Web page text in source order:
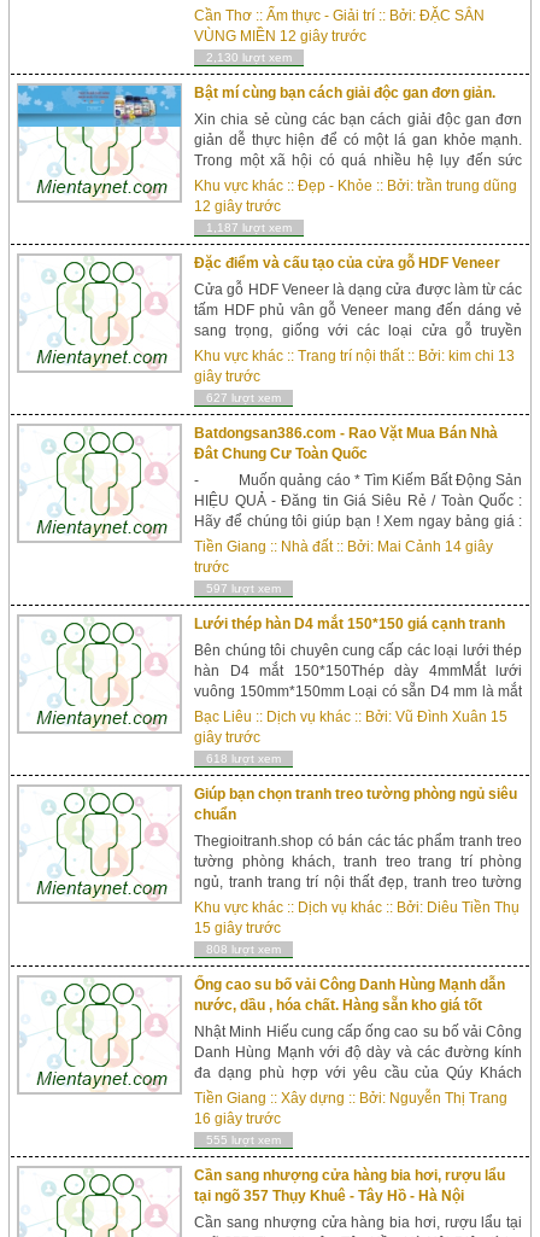
sạch tốt cho sức khỏe. Gồm: Món chế biến Khoai
Nhộng từ Khoai lang Nhật trồng tại Xã Tuy Đức,
Đắk Nông. Bơ ...
Cần Thơ ::Ẩm thực - Giải trí :: Bởi:ĐẶC SẲN
VÙNG MIỀN 12 giây trước
2,130 lượt xem
Bật mí cùng bạn cách giải độc gan đơn giản.
Xin chia sẻ cùng các bạn cách giải độc gan đơn
giản dễ thực hiện để có một lá gan khỏe mạnh.
Trong một xã hội có quá nhiều hệ lụy đến sức
khỏe của con người. Ô nhiễm môi trường, thực
phẩm kém an toàn, lạm dụng thuốc tây, h...
Khu vực khác ::Đẹp - Khỏe :: Bởi:trần trung dũng
12 giây trước
1,187 lượt xem
Đặc điểm và cấu tạo của cửa gỗ HDF Veneer
Cửa gỗ HDF Veneer là dạng cửa được làm từ các
tấm HDF phủ vân gỗ Veneer mang đến dáng vẻ
sang trọng, giống với các loại cửa gỗ truyền
thống. Cùng tìm hiểu về loại cửa này qua bài viết
dưới đây.Đặc điểm của cửa gỗ HDF VeneerCửa
có...
Khu vực khác ::Trang trí nội thất:: Bởi:kim chi 13
giây trước
627 lượt xem
Batdongsan386.com - Rao Vặt Mua Bán Nhà
Đât Chung Cư Toàn Quốc
- Muốn quảng cáo * Tìm Kiếm Bất Động Sản
HIỆU QUẢ - Đăng tin Giá Siêu Rẻ / Toàn Quốc :
Hãy để chúng tôi giúp bạn ! Xem ngay bảng giá :
https://nhadatkhachsan24h.com.vn/bao-gia-
dn205.html -https://batdongsan386.com/bao-gia-
quang-cao-dt20.html - Dành cho các...
Tiền Giang :: Nhà đất:: Bởi: Mai Cảnh 14 giây
trước
597 lượt xem
Lưới thép hàn D4 mắt 150*150 giá cạnh tranh
Bên chúng tôi chuyên cung cấp các loại lưới thép
hàn D4 mắt 150*150Thép dày 4mmMắt lưới
vuông 150mm*150mm Loại có sẵn D4 mm là mắt
100*100.150*150,200*200Khổ 2M X 25MNgoài
ra bên chúng tôi còn nhận gia công theo yêu cầu
từ phi 3mm,4mm,5mm,6mm....12mm với các mắt
khác nhauỨng dụng của lưới thép hàn: ứng dụng
đổ sàn bê ...
Bạc Liêu :: Dịch vụ khác :: Bởi:Vũ Đình Xuân 15
giây trước
618 lượt xem
Giúp bạn chọn tranh treo tường phòng ngủ siêu
chuẩn
Thegioitranh.shop có bán các tác phẩm tranh treo
tường phòng khách, tranh treo trang trí phòng
ngủ, tranh trang trí nội thất đẹp, tranh treo tường
trang trí đẹp, tranh treo tường trang trí hay các
mẫu tranh đẹp giá rẻ nhất tr&eci...
Khu vực khác :: Dịch vụ khác :: Bởi: Diêu Tiền Thụ
15 giây trước
808 lượt xem
Ống cao su bố vải Công Danh Hùng Mạnh dẫn
nước, dầu , hóa chất. Hàng sẵn kho giá tốt
Nhật Minh Hiếu cung cấp ống cao su bố vải Công
Danh Hùng Mạnh với độ dày và các đường kính
đa dạng phù hợp với yêu cầu của Qúy Khách
hàng - Đường kính (mm):8, 10, 12, 14,1 6, 19, 22,
25, 27, 30, 32, 34, 38, 40, 42, 45, 48, 50, 55, 60,
65, 70, 75, 80, 90, 100, 120, 150, 200mm - Áp lực
làm việc: 10- 20 atm ,Nhiệt độ -1...
Tiền Giang ::Xây dựng :: Bởi: Nguyễn Thị Trang
16 giây trước
555 lượt xem
Cần sang nhượng cửa hàng bia hơi, rượu lẩu
tại ngõ 357 Thụy Khuê - Tây Hồ - Hà Nội
Cần sang nhượng cửa hàng bia hơi, rượu lẩu tại